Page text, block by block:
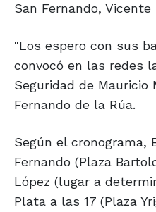
San Fernando,
"Los espero con sus
convocó en las redes
Seguridad de Mauricio
Fernando de la Rúa.
Según el cronograma,
Fernando (Plaza
López (lugar a
Plata a las 17 (Plaza